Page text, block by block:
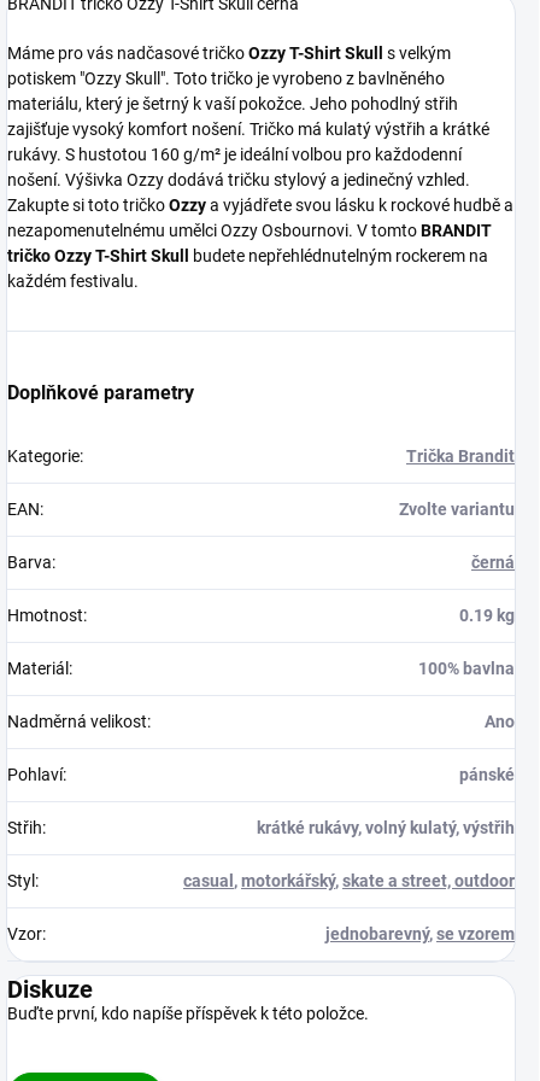
Máme pro vás nadčasové tričkoOzzy T-Shirt Skull
s velkým
potiskem "Ozzy Skull". Toto tričko je vyrobeno z bavlněného
materiálu, který je šetrný k vaší pokožce. Jeho pohodlný střih
zajišťuje vysoký komfort nošení. Tričko má kulatý výstřih a krátké
rukávy. S hustotou 160 g/m² je ideální volbou pro každodenní
nošení. Výšivka Ozzy dodává tričku stylový a jedinečný vzhled.
Zakupte si toto tričkoOzzya vyjádřete svou lásku k rockové hudbě a
nezapomenutelnému umělci Ozzy Osbournovi. V tomtoBRANDIT
tričko Ozzy T-Shirt Skull
budete nepřehlédnutelným rockerem na
každém festivalu.
Doplňkové parametry
Kategorie: Trička Brandit
EAN: Zvolte variantu
Barva: černá
Hmotnost: 0.19 kg
Materiál : 100% bavlna
Nadměrná velikost: Ano
Pohlaví: pánské
Střih: krátké rukávy, volný kulatý, výstřih
Styl : casual ,motorkářský,skate a street, outdoor
Vzor: jednobarevný,se vzorem
Diskuze
Buďte první, kdo napíše příspěvek k této položce.